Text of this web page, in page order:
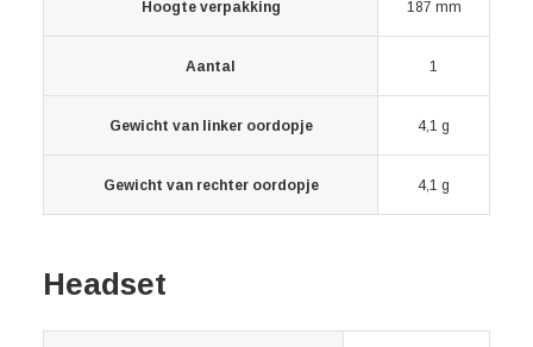
Hoogte verpakking 187 mm
Aantal 1
Gewicht van linker oordopje 4,1 g
Gewicht van rechter oordopje 4,1 g
Headset